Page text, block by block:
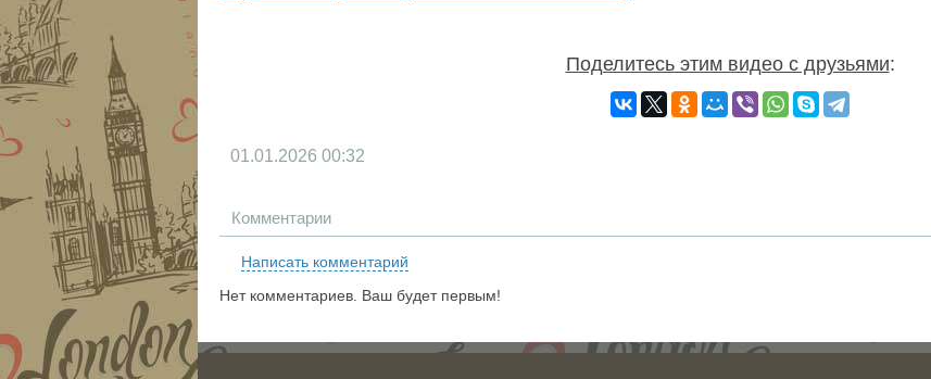
Поделитесь этим видео с друзьями:
01.01.2026 00:32
Комментарии
Написать комментарий
Нет комментариев. Ваш будет первым!